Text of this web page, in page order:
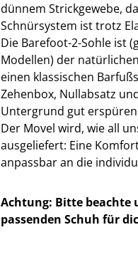
dünnem Strickgewebe,
Schnürsystem ist trotz
Die Barefoot-2-Sohle ist
Modellen) der
einen klassischen
Zehenbox, Nullabsatz
Untergrund gut
Der Movel wird, wie all
ausgeliefert: Eine
anpassbar an die
Achtung: Bitte beachte
passenden Schuh für